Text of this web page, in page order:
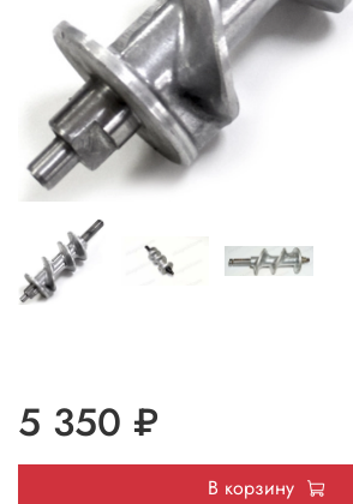
5 350 ₽
В корзину